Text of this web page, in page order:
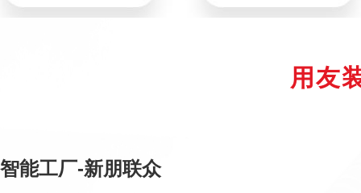
用友
智能工厂-新朋联众